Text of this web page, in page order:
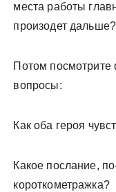
места работы
произодет дальше?
Потом посмотрите
вопросы:
Как оба героя
Какое послание,
короткометражка?